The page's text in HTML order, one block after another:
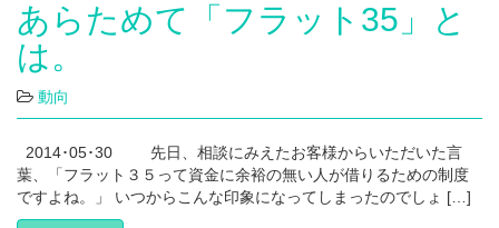
あらためて「フラット35」と
は。
動向
2014･05･30 先日、相談にみえたお客様からいただいた言
葉、「フラット３５って資金に余裕の無い人が借りるための制度
ですよね。」 いつからこんな印象になってしまったのでしょ […]